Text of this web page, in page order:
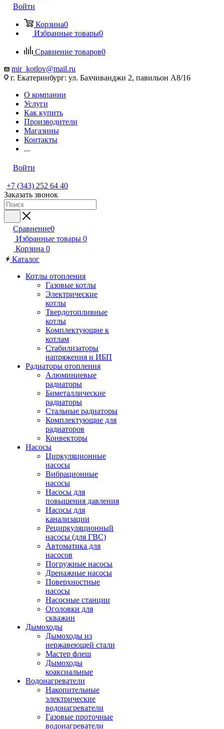
Войти
Корзина0
Избранные товары0
Сравнение товаров0
mir_kotlov@mail.ru
г. Екатеринбург: ул. Бахчиванджи 2, павильон А8/16
О компании
Услуги
Как купить
Производители
Магазины
Контакты
...
Войти
+7 (343) 252 64 40
Заказать звонок
Сравнение0
Избранные товары 0
Корзина 0
Каталог
Котлы отопления
Газовые котлы
Электрические
котлы
Твердотопливные
котлы
Комплектующие к
котлам
Стабилизаторы
напряжения и ИБП
Радиаторы отопления
Алюминиевые
радиаторы
Биметаллические
радиаторы
Стальные радиаторы
Комплектующие для
радиаторов
Конвекторы
Насосы
Циркуляционные
насосы
Вибрационные
насосы
Насосы для
повышения давления
Насосы для
канализации
Рециркуляционный
насосы (для ГВС)
Автоматика для
насосов
Погружные насосы
Дренажные насосы
Поверхностные
насосы
Насосные станции
Оголовки для
скважин
Дымоходы
Дымоходы из
нержавеющей стали
Мастер флеш
Дымоходы
коаксиальные
Водонагреватели
Накопительные
электрические
водонагреватели
Газовые проточные
водонагреватели